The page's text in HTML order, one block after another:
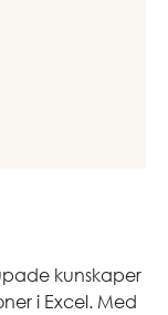
kunskaper
i Excel. Med